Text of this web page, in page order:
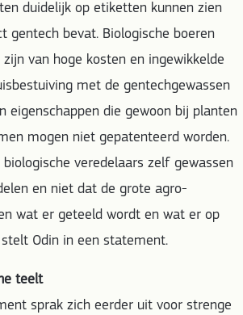
duidelijk op etiketten kunnen zien
gentech bevat. Biologische boeren
van hoge kosten en ingewikkelde
met de gentechgewassen
eigenschappen die gewoon bij planten
mogen niet gepatenteerd worden.
veredelaars zelf gewassen
en niet dat de grote agro-
wat er geteeld wordt en wat er op
Odin in een statement.
teelt
sprak zich eerder uit voor strenge